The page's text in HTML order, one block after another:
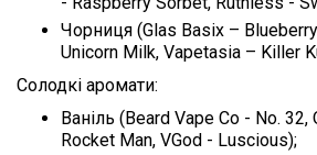
Чорниця (Glas Basix –
Unicorn Milk, Vapetasia – Killer
Солодкі аромати:
Ваніль (Beard Vape Co - No. 32,
Rocket Man, VGod - Luscious);